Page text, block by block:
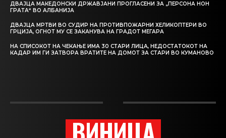
ДВАЈЦА МАКЕДОНСКИ ДРЖАВЈАНИ ПРОГЛАСЕНИ ЗА „ПЕРСОНА НОН
ГРАТА“ ВО АЛБАНИЈА
ДВАЈЦА МРТВИ ВО СУДИР НА ПРОТИВПОЖАРНИ ХЕЛИКОПТЕРИ ВО
ГРЦИЈА, ОГНОТ МУ СЕ ЗАКАНУВА НА ГРАДОТ МЕГАРА
НА СПИСОКОТ НА ЧЕКАЊЕ ИМА 30 СТАРИ ЛИЦА, НЕДОСТАТОКОТ НА
КАДАР ИМ ГИ ЗАТВОРА ВРАТИТЕ НА ДОМОТ ЗА СТАРИ ВО КУМАНОВО